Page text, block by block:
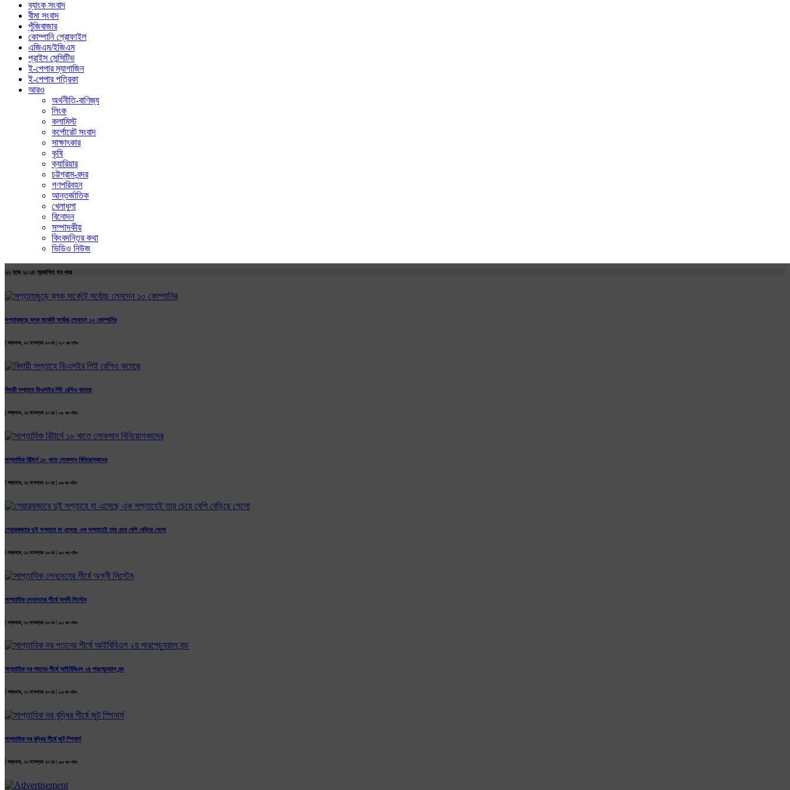
ব্যাংক সংবাদ
বীমা সংবাদ
পুঁজিবাজার
কোম্পানি প্রোফাইল
এজিএম/ইজিএম
প্রাইস সেন্সিটিভ
ই-পেপার ম্যাগাজিন
ই-পেপার পত্রিকা
আরও
অর্থনীতি-বাণিজ্য
লিংক
কলামিস্ট
কর্পোরেট সংবাদ
সাক্ষাৎকার
কৃষি
ক্যারিয়ার
চট্টগ্রাম-বন্দর
গণপরিবহন
আন্তর্জাতিক
খেলাধুলা
বিনোদন
সম্পাদকীয়
কিংবদন্তির কথা
ভিডিও নিউজ
২২ নভে ২০২৪ প্রকাশিত সব খবর
সপ্তাহজুড়ে ব্লক মার্কেটে সর্বোচ্চ লেনদেন ১০ কোম্পানির
| শুক্রবার, ২২ নভেম্বর ২০২৪ | ৩১৭ বার পঠিত
বিদায়ী সপ্তাহে ডিএসইর পিই রেশিও কমেছে
| শুক্রবার, ২২ নভেম্বর ২০২৪ | ২২৮ বার পঠিত
সাপ্তাহিক রিটার্নে ১৮ খাতে লোকসান বিনিয়োগকাদের
| শুক্রবার, ২২ নভেম্বর ২০২৪ | ১৯৪ বার পঠিত
শেয়ারবাজারে দুই সপ্তাহে যা এসেছে এক সপ্তাহেই তার চেয়ে বেশি বেড়িয়ে গেলো
| শুক্রবার, ২২ নভেম্বর ২০২৪ | ২৯৫ বার পঠিত
সাপ্তাহিক লেনদেনের শীর্ষে অগ্নী সিস্টেম
| শুক্রবার, ২২ নভেম্বর ২০২৪ | ২৩১ বার পঠিত
সাপ্তাহিক দর পতনের শীর্ষে আইবিবিএল ২য় পারপেচ্যুয়াল বন্ড
শুক্রবার, ২২ নভেম্বর ২০২৪ | ২১৪ বার পঠিত
সাপ্তাহিক দর বৃদ্ধির শীর্ষে জুট স্পিনার্স
শুক্রবার, ২২ নভেম্বর ২০২৪ | ২৬৫ বার পঠিত